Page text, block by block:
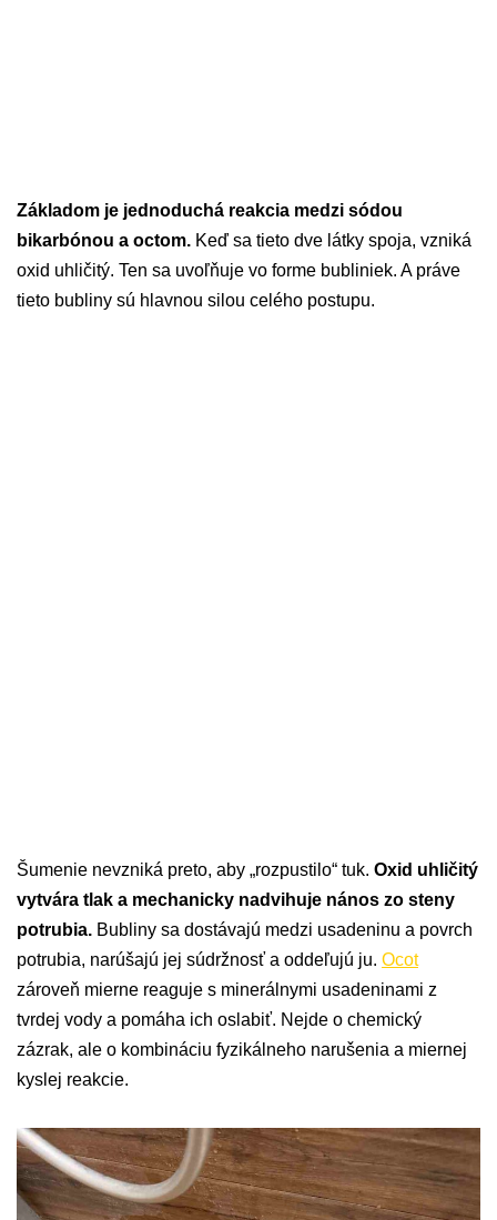
Základom je jednoduchá reakcia medzi sódou
bikarbónou a octom. Keď sa tieto dve látky spoja, vzniká
oxid uhličitý. Ten sa uvoľňuje vo forme bubliniek. A práve
tieto bubliny sú hlavnou silou celého postupu.
Šumenie nevzniká preto, aby „rozpustilo“ tuk. Oxid uhličitý
vytvára tlak a mechanicky nadvihuje nános zo steny
potrubia. Bubliny sa dostávajú medzi usadeninu a povrch
potrubia, narúšajú jej súdržnosť a oddeľujú ju. Ocot
zároveň mierne reaguje s minerálnymi usadeninami z
tvrdej vody a pomáha ich oslabiť. Nejde o chemický
zázrak, ale o kombináciu fyzikálneho narušenia a miernej
kyslej reakcie.